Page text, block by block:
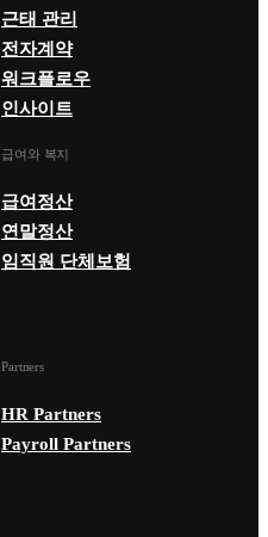
근태 관리
전자계약
워크플로우
인사이트
급여와 복지
급여정산
연말정산
임직원 단체보험
Partners
HR Partners
Payroll Partners